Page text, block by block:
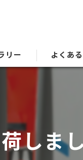
リー よくあ
しま